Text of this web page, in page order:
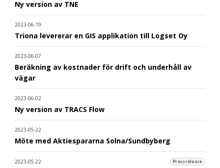
Ny version av TNE
2023-06-19
Triona levererar en GIS applikation till Logset Oy
2023-06-07
Beräkning av kostnader för drift och underhåll av
vägar
2023-06-02
Ny version av TRACS Flow
2023-05-22
Möte med Aktiespararna Solna/Sundbyberg
2023-05-22 Pressrelease